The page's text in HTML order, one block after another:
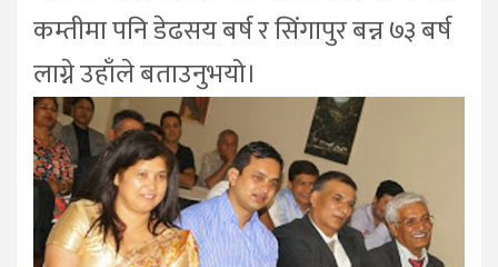
कम्तीमा पनि डेढसय बर्ष र सिंगापुर बन्न ७३ बर्ष
लाग्ने उहाँले बताउनुभयो।